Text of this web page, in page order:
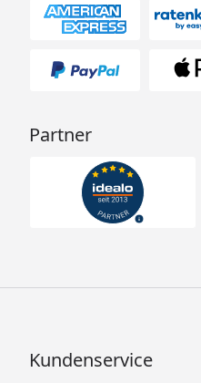
Partner
Kundenservice